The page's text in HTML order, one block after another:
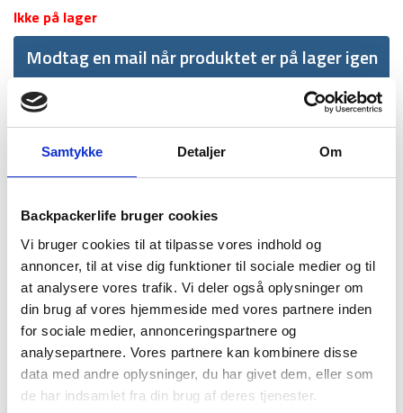
Samtykke Detaljer Om
Backpackerlife bruger cookies
Vi bruger cookies til at tilpasse vores indhold og
annoncer, til at vise dig funktioner til sociale medier og til
at analysere vores trafik. Vi deler også oplysninger om
din brug af vores hjemmeside med vores partnere inden
for sociale medier, annonceringspartnere og
analysepartnere. Vores partnere kan kombinere disse
data med andre oplysninger, du har givet dem, eller som
de har indsamlet fra din brug af deres tjenester.
Ikke på lager
Modtag en mail når produktet er på lager igen
1-2 dages
levering
Fri fragt over
499 kr
100 dages
returret
BESKRIVELSE BRAND FAQ